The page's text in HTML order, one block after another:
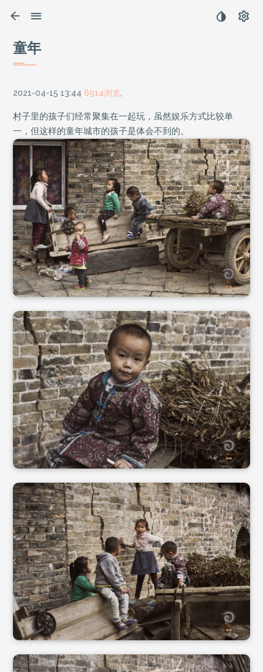
童年
2021-04-15 13:44 6914浏览
村子里的孩子们经常聚集在一起玩，虽然娱乐方式比较单
一，但这样的童年城市的孩子是体会不到的。